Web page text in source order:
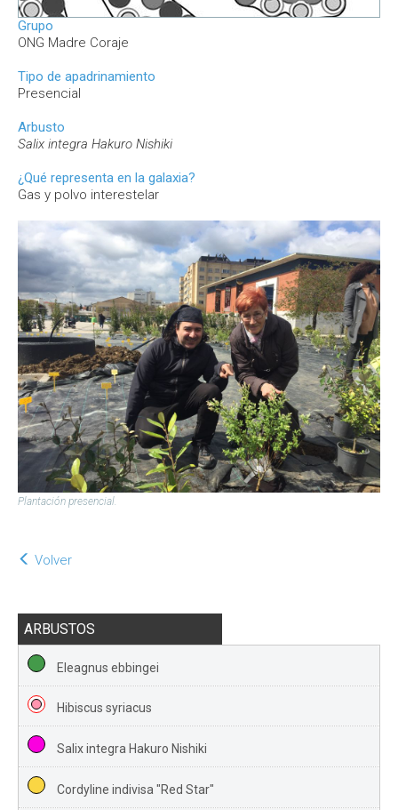
Grupo
ONG Madre Coraje
Tipo de apadrinamiento
Presencial
Arbusto
Salix integra Hakuro Nishiki
¿Qué representa en la galaxia?
Gas y polvo interestelar
Plantación presencial.
Volver
ARBUSTOS
Eleagnus ebbingei
Hibiscus syriacus
Salix integra Hakuro Nishiki
Cordyline indivisa "Red Star"